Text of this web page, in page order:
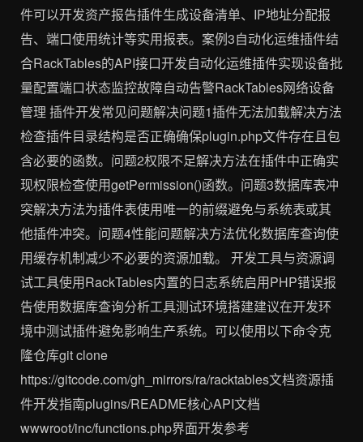
件可以开发资产报告插件生成设备清单、IP地址分配报
告、端口使用统计等实用报表。案例3自动化运维插件结
合RackTables的API接口开发自动化运维插件实现设备批
量配置端口状态监控故障自动告警RackTables网络设备
管理 插件开发常见问题解决问题1插件无法加载解决方法
检查插件目录结构是否正确确保plugin.php文件存在且包
含必要的函数。问题2权限不足解决方法在插件中正确实
现权限检查使用getPermission()函数。问题3数据库表冲
突解决方法为插件表使用唯一的前缀避免与系统表或其
他插件冲突。问题4性能问题解决方法优化数据库查询使
用缓存机制减少不必要的资源加载。️ 开发工具与资源调
试工具使用RackTables内置的日志系统启用PHP错误报
告使用数据库查询分析工具测试环境搭建建议在开发环
境中测试插件避免影响生产系统。可以使用以下命令克
隆仓库git clone
https://gitcode.com/gh_mirrors/ra/racktables文档资源插
件开发指南plugins/README核心API文档
wwwroot/inc/functions.php界面开发参考